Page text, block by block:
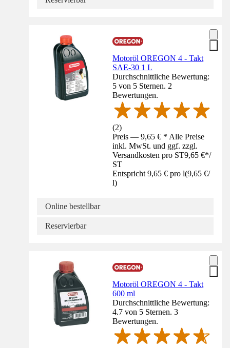
Motoröl OREGON 4 - Takt
SAE-30 1 L
Durchschnittliche Bewertung:
5 von 5 Sternen. 2
Bewertungen.
(2)
Preis — 9,65 € * Alle Preise
inkl. MwSt. und ggf. zzgl.
Versandkosten pro ST9,65 €*/
ST
Entspricht 9,65 € pro l(9,65 €/
l)
Online bestellbar
Reservierbar
Motoröl OREGON 4 - Takt
600 ml
Durchschnittliche Bewertung:
4.7 von 5 Sternen. 3
Bewertungen.